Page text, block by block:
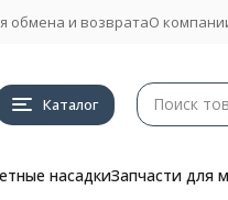
обмена и возвратаО
Каталог
насадкиЗапчасти для